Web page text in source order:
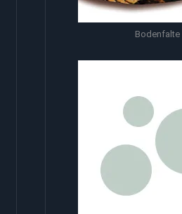
Bodenfalte